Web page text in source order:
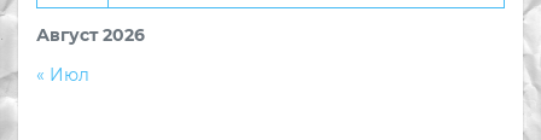
Август 2026
« Июл